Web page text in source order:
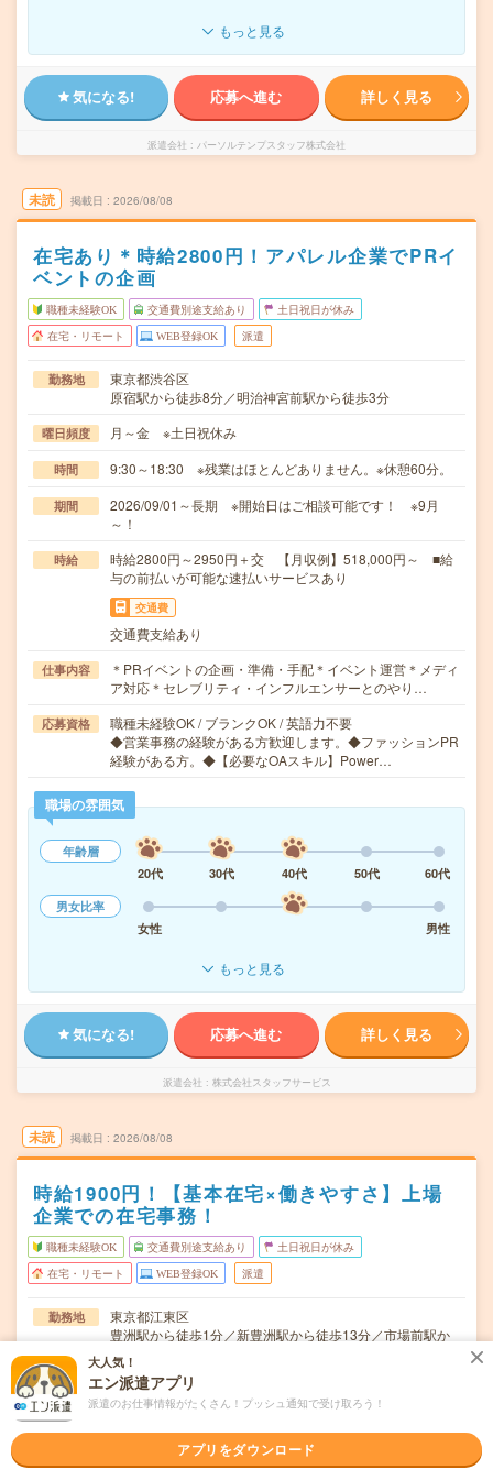
もっと見る
気になる! 応募へ進む 詳しく見る
派遣会社 パーソルテンプスタッフ株式会社
未読 掲載日 2026/08/08
在宅あり＊時給2800円！アパレル企業でPRイ
ベントの企画
職種未経験OK 交通費別途支給あり 土日祝日が休み
在宅・リモート WEB登録OK 派遣
勤務地
東京都渋谷区
原宿駅から徒歩8分／明治神宮前駅から徒歩3分
曜日頻度 月～金 ※土日祝休み
時間 9:30～18:30 ※残業はほとんどありません。※休憩60分。
期間
2026/09/01～長期 ※開始日はご相談可能です！ ※9月
～！
時給
時給2800円～2950円＋交 【月収例】518,000円～ ■給
与の前払いが可能な速払いサービスあり
交通費
交通費支給あり
仕事内容
＊PRイベントの企画・準備・手配＊イベント運営＊メディ
ア対応＊セレブリティ・インフルエンサーとのやり…
応募資格
職種未経験OK / ブランクOK / 英語力不要
◆営業事務の経験がある方歓迎します。◆ファッションPR
経験がある方。◆【必要なOAスキル】Power…
職場の雰囲気
年齢層
20代
30代 40代 50代
60代
男女比率
女性
男性
もっと見る
気になる! 応募へ進む 詳しく見る
派遣会社 株式会社スタッフサービス
未読 掲載日 2026/08/08
時給1900円！【基本在宅×働きやすさ】上場
企業での在宅事務！
職種未経験OK 交通費別途支給あり 土日祝日が休み
在宅・リモート WEB登録OK 派遣
勤務地
東京都江東区
豊洲駅から徒歩1分／新豊洲駅から徒歩13分／市場前駅か
ら徒歩19分
曜日頻度 月～金※土日休み！
時間
期間 2026/10/上旬～長期（3カ月以上） ★10月～OK！
大人気！
エン派遣アプリ
派遣のお仕事情報がたくさん！プッシュ通知で受け取ろう！
アプリをダウンロード